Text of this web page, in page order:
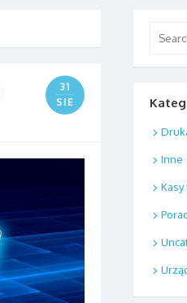
31
SIE
for:
Inne